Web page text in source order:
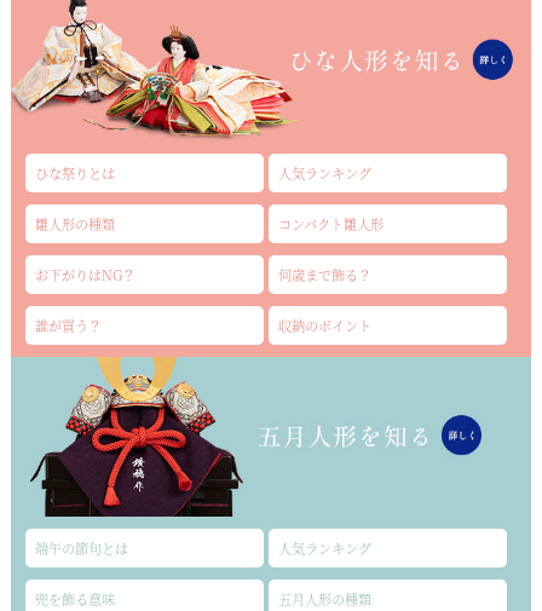
ひな祭りとは 人気ランキング
雛人形の種類 コンパクト雛人形
お下がりはNG？ 何歳まで飾る？
誰が買う？ 収納のポイント
端午の節句とは 人気ランキング
兜を飾る意味 五月人形の種類